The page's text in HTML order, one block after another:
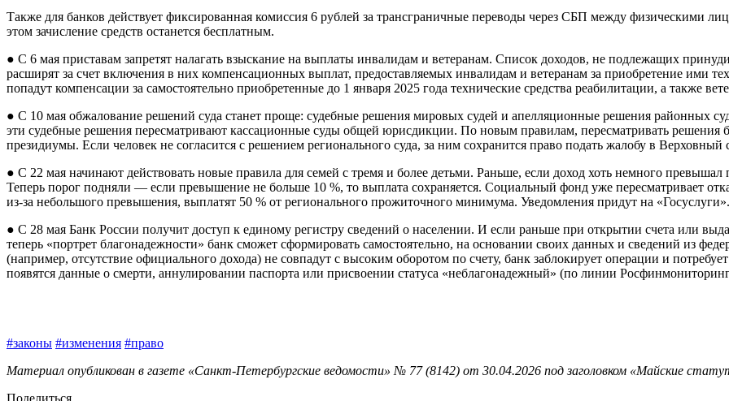
Также для банков действует фиксированная комиссия 6 руб­лей за трансграничные переводы через СБП между физическими
этом зачисление средств останется бесплатным.
● С 6 мая приставам запретят налагать взыскание на выплаты инвалидам и ветеранам. Список доходов, не подлежащих
расширят за счет включения в них компенсационных выплат, предоставляемых инвалидам и ветеранам за приобретение ими
попадут компенсации за самостоятельно приобретенные до 1 января 2025 года технические средства реабилитации, а также
● С 10 мая обжалование решений суда станет проще: судебные решения мировых судей и апелляционные решения районных
эти судебные решения пересматривают кассационные суды общей юрисдикции. По новым правилам, пересматривать решения
президиумы. Если человек не согласится с решением регионального суда, за ним сохранится право подать жалобу в Верховный
● С 22 мая начинают действовать новые правила для семей с тремя и более детьми. Раньше, если доход хоть немного
Теперь порог подняли — если превышение не больше 10 %, то выплата сохраняется. Социальный фонд уже пересматривает
из‑за небольшого превышения, выплатят 50 % от регионального прожиточного минимума. Уведомления придут на «Госуслуги».
● С 28 мая Банк России получит доступ к единому регистру сведений о населении. И если раньше при открытии счета или
теперь «портрет благонадежности» банк сможет сформировать самостоятельно, на основании своих данных и сведений из
(например, отсутствие официального дохода) не совпадут с высоким оборотом по счету, банк заблокирует операции и
появятся данные о смерти, аннулировании паспорта или присвоении статуса «неблагонадежный» (по линии
#законы #изменения #право
Материал опубликован в газете «Санкт-Петербургские ведомости» № 77 (8142) от 30.04.2026 под заголовком «Майские